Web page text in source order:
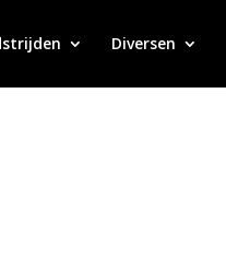
Diversen